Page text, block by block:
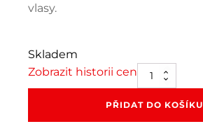
vlasy.
Skladem
Zobrazit historii cen Metlička
na
míchání
PŘIDAT DO KOŠÍKU